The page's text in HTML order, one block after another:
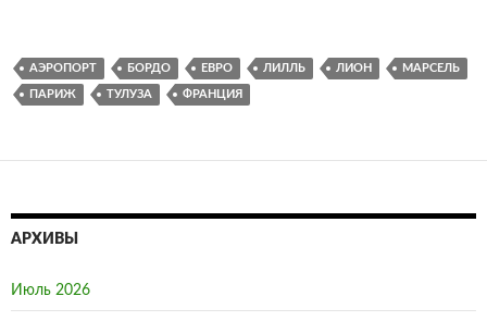
АЭРОПОРТ БОРДО ЕВРО ЛИЛЛЬ ЛИОН МАРСЕЛЬ
ПАРИЖ ТУЛУЗА ФРАНЦИЯ
АРХИВЫ
Июль 2026